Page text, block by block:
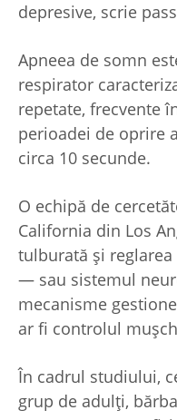
depresive, scrie
Apneea de somn
respirator
repetate, frecvente
perioadei de oprire
circa 10 secunde.
O echipă de
California din Los
tulburată și
— sau sistemul
mecanisme
ar fi controlul
În cadrul studiului,
grup de adulți,